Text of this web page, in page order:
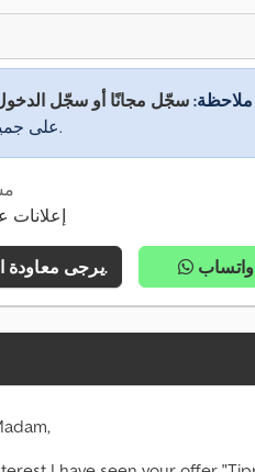
ملاحظة: سجّل مجانًا أو سجّل
على جميع المعلومات.
282
يرجى معاودة الاتصال بي. واتساب